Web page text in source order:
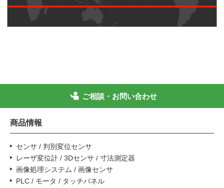
ご相談・お問い合わせ
商品情報
センサ / 判別変位センサ
レーザ変位計 / 3Dセンサ / 寸法測定器
画像処理システム / 画像センサ
PLC / モータ / タッチパネル